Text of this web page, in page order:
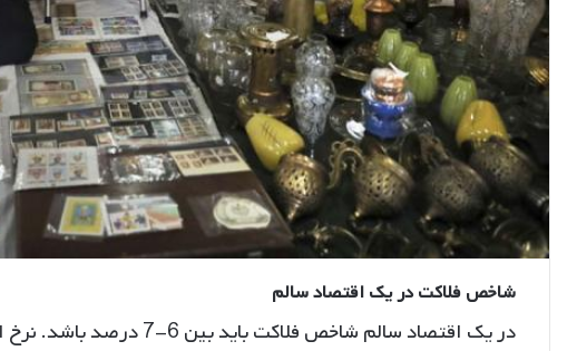
شاخص فلاکت در یک اقتصاد سالم